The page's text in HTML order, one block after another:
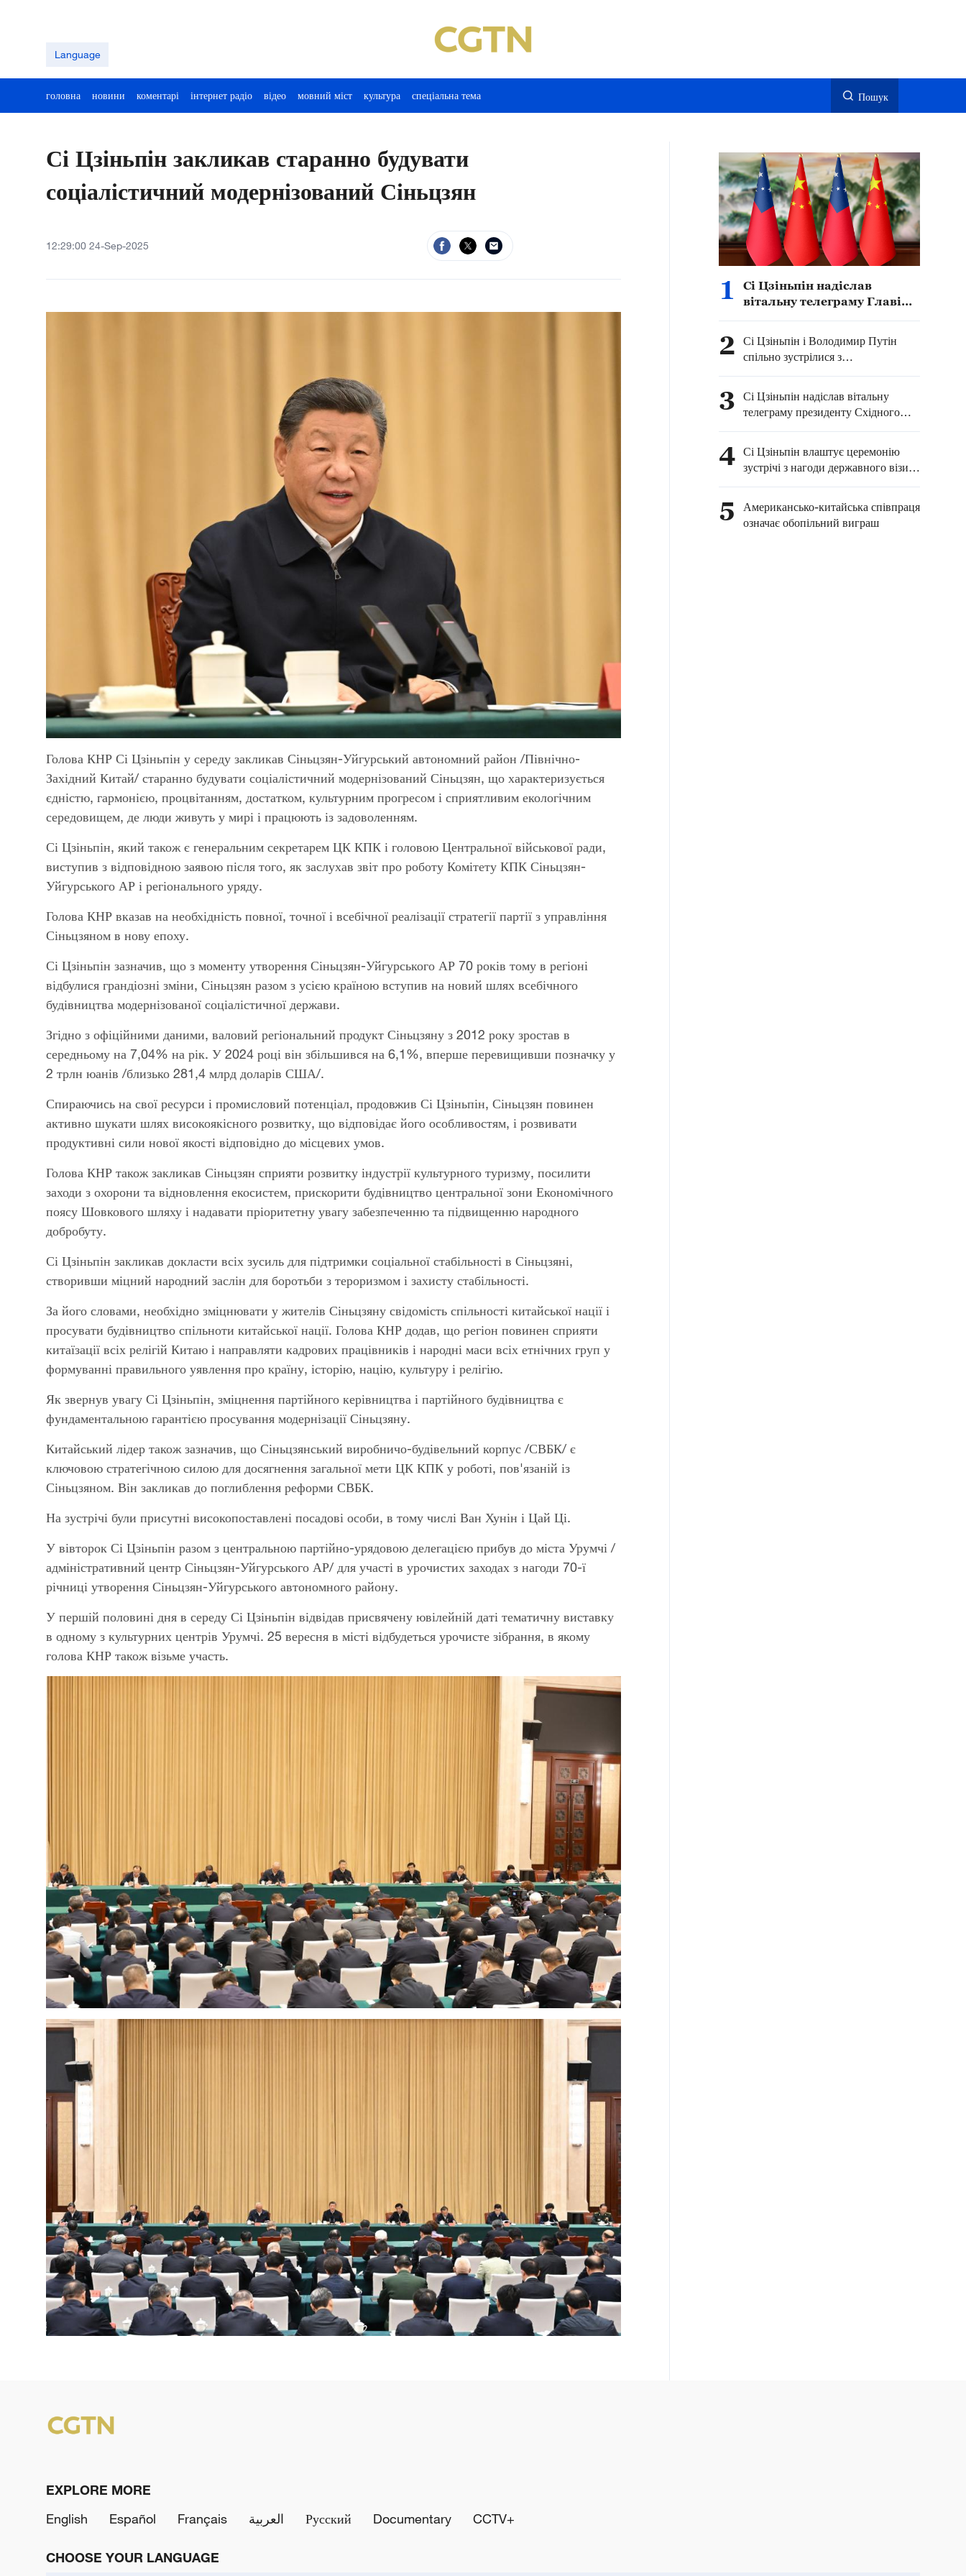
Language
головна новини коментарі інтернет радіо відео мовний міст культура спеціальна тема Пошук
Сі Цзіньпін закликав старанно будувати
соціалістичний модернізований Сіньцзян
12:29:00 24-Sep-2025
Голова КНР Сі Цзіньпін у середу закликав Сіньцзян-Уйгурський автономний район /Північно-
Західний Китай/ старанно будувати соціалістичний модернізований Сіньцзян, що характеризується
єдністю, гармонією, процвітанням, достатком, культурним прогресом і сприятливим екологічним
середовищем, де люди живуть у мирі і працюють із задоволенням.
Сі Цзіньпін, який також є генеральним секретарем ЦК КПК і головою Центральної військової ради,
виступив з відповідною заявою після того, як заслухав звіт про роботу Комітету КПК Сіньцзян-
Уйгурського АР і регіонального уряду.
Голова КНР вказав на необхідність повної, точної і всебічної реалізації стратегії партії з управління
Сіньцзяном в нову епоху.
Сі Цзіньпін зазначив, що з моменту утворення Сіньцзян-Уйгурського АР 70 років тому в регіоні
відбулися грандіозні зміни, Сіньцзян разом з усією країною вступив на новий шлях всебічного
будівництва модернізованої соціалістичної держави.
Згідно з офіційними даними, валовий регіональний продукт Сіньцзяну з 2012 року зростав в
середньому на 7,04% на рік. У 2024 році він збільшився на 6,1%, вперше перевищивши позначку у
2 трлн юанів /близько 281,4 млрд доларів США/.
Спираючись на свої ресурси і промисловий потенціал, продовжив Сі Цзіньпін, Сіньцзян повинен
активно шукати шлях високоякісного розвитку, що відповідає його особливостям, і розвивати
продуктивні сили нової якості відповідно до місцевих умов.
Голова КНР також закликав Сіньцзян сприяти розвитку індустрії культурного туризму, посилити
заходи з охорони та відновлення екосистем, прискорити будівництво центральної зони Економічного
поясу Шовкового шляху і надавати пріоритетну увагу забезпеченню та підвищенню народного
добробуту.
Сі Цзіньпін закликав докласти всіх зусиль для підтримки соціальної стабільності в Сіньцзяні,
створивши міцний народний заслін для боротьби з тероризмом і захисту стабільності.
За його словами, необхідно зміцнювати у жителів Сіньцзяну свідомість спільності китайської нації і
просувати будівництво спільноти китайської нації. Голова КНР додав, що регіон повинен сприяти
китаїзації всіх релігій Китаю і направляти кадрових працівників і народні маси всіх етнічних груп у
формуванні правильного уявлення про країну, історію, націю, культуру і релігію.
Як звернув увагу Сі Цзіньпін, зміцнення партійного керівництва і партійного будівництва є
фундаментальною гарантією просування модернізації Сіньцзяну.
Китайський лідер також зазначив, що Сіньцзянський виробничо-будівельний корпус /СВБК/ є
ключовою стратегічною силою для досягнення загальної мети ЦК КПК у роботі, пов'язаній із
Сіньцзяном. Він закликав до поглиблення реформи СВБК.
На зустрічі були присутні високопоставлені посадові особи, в тому числі Ван Хунін і Цай Ці.
У вівторок Сі Цзіньпін разом з центральною партійно-урядовою делегацією прибув до міста Урумчі /
адміністративний центр Сіньцзян-Уйгурського АР/ для участі в урочистих заходах з нагоди 70-ї
річниці утворення Сіньцзян-Уйгурського автономного району.
У першій половині дня в середу Сі Цзіньпін відвідав присвячену ювілейній даті тематичну виставку
в одному з культурних центрів Урумчі. 25 вересня в місті відбудеться урочисте зібрання, в якому
голова КНР також візьме участь.
1
Сі Цзіньпін надіслав
вітальну телеграму Главі
Суалауві II з нагоди Дня
Незалежності
2 Сі Цзіньпін і Володимир Путін
спільно зустрілися з
представниками ЗМІ
3 Сі Цзіньпін надіслав вітальну
телеграму президенту Східного
Тимору Жозе Рамуш-Орті з нагоди
4 Сі Цзіньпін влаштує церемонію
зустрічі з нагоди державного візиту
В. Путіна
5
Американсько-китайська співпраця
означає обопільний виграш
EXPLORE MORE
English
Español Français العربية Русский Documentary CCTV+
CHOOSE YOUR LANGUAGE